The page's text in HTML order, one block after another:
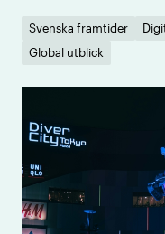
Svenska framtider
Global utblick